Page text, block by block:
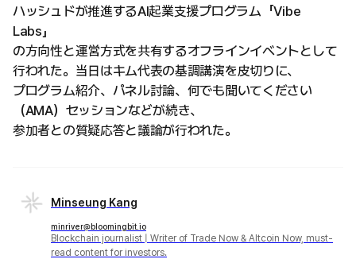
ハッシュドが推進するAI起業支援プログラム「Vibe
Labs」
の方向性と運営方式を共有するオフラインイベントとして
行われた。当日はキム代表の基調講演を皮切りに、
プログラム紹介、パネル討論、何でも聞いてください
（AMA）セッションなどが続き、
参加者との質疑応答と議論が行われた。
Minseung Kang
minriver@bloomingbit.io
Blockchain journalist | Writer of Trade Now & Altcoin Now, must-
read content for investors.